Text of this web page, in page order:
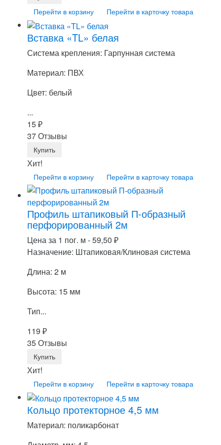
Перейти в корзину Перейти в карточку товара
Вставка «TL» белая
Система крепления: Гарпунная система
Материал: ПВХ
Цвет: белый
...
15₽
37 Отзывы
Хит!
Перейти в корзину Перейти в карточку товара
Профиль штапиковый П-образный
перфорированный 2м
Цена за 1 пог. м -59,50 ₽
Назначение: Штапиковая/Клиновая система
Длина: 2 м
Высота: 15 мм
Тип...
119 ₽
35 Отзывы
Хит!
Перейти в корзину Перейти в карточку товара
Кольцо протекторное 4,5 мм
Материал: поликарбонат